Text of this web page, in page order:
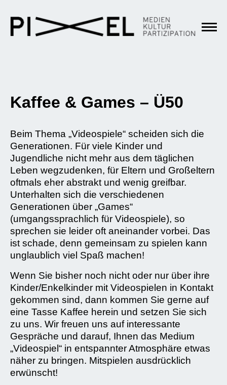
Kaffee & Games – Ü50
Beim Thema „Videospiele“ scheiden sich die
Generationen. Für viele Kinder und
Jugendliche nicht mehr aus dem täglichen
Leben wegzudenken, für Eltern und Großeltern
oftmals eher abstrakt und wenig greifbar.
Unterhalten sich die verschiedenen
Generationen über „Games“
(umgangssprachlich für Videospiele), so
sprechen sie leider oft aneinander vorbei. Das
ist schade, denn gemeinsam zu spielen kann
unglaublich viel Spaß machen!
Wenn Sie bisher noch nicht oder nur über ihre
Kinder/Enkelkinder mit Videospielen in Kontakt
gekommen sind, dann kommen Sie gerne auf
eine Tasse Kaffee herein und setzen Sie sich
zu uns. Wir freuen uns auf interessante
Gespräche und darauf, Ihnen das Medium
„Videospiel“ in entspannter Atmosphäre etwas
näher zu bringen. Mitspielen ausdrücklich
erwünscht!